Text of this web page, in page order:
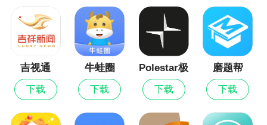
3、你可以用视频来认识我，用动态了解我。发
现不一样的精彩，汇聚相同爱好的人
更新日志
优化系统性能，体验更顺畅。
吉视通
下载
牛蛙圈
下载
Polestar极
星
下载
磨题帮
下载